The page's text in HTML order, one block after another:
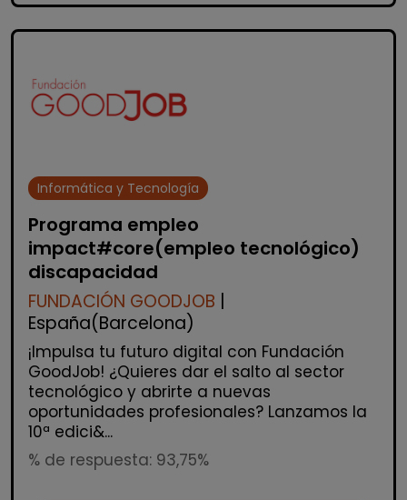
Informática y Tecnología
Programa empleo
impact#core(empleo tecnológico)
discapacidad
FUNDACIÓN GOODJOB
España(Barcelona)
¡Impulsa tu futuro digital con Fundación
GoodJob! ¿Quieres dar el salto al sector
tecnológico y abrirte a nuevas
oportunidades profesionales? Lanzamos la
10ª edici&...
% de respuesta: 93,75%